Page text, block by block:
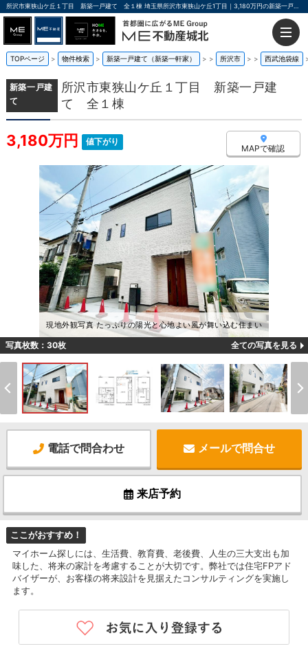
所沢市東狭山ケ丘１丁目 新築一戸建て 全１棟 埼玉県所沢市東狭山ケ丘1丁目｜3,180万円の新築一戸建て｜ME不動産城北
TOPページ 物件検索 新築一戸建て（新築一軒家） > 所沢市 > 西武池袋線
新築一戸建
て
所沢市東狭山ケ丘１丁目 新築一戸建
て 全１棟
3,180万円 値下がり
MAPで確認
現地外観写真 たっぷりの陽光と心地よい風が舞い込む住まい
写真枚数：30枚 全ての写真を見る
電話で問合わせ メールで問合せ
来店予約
ここがおすすめ！
マイホーム探しには、生活費、教育費、老後費、人生の三大支出も加
味した、将来の家計を考慮することが大切です。弊社では住宅FPアド
バイザーが、お客様の将来設計を見据えたコンサルティングを実施し
ます。